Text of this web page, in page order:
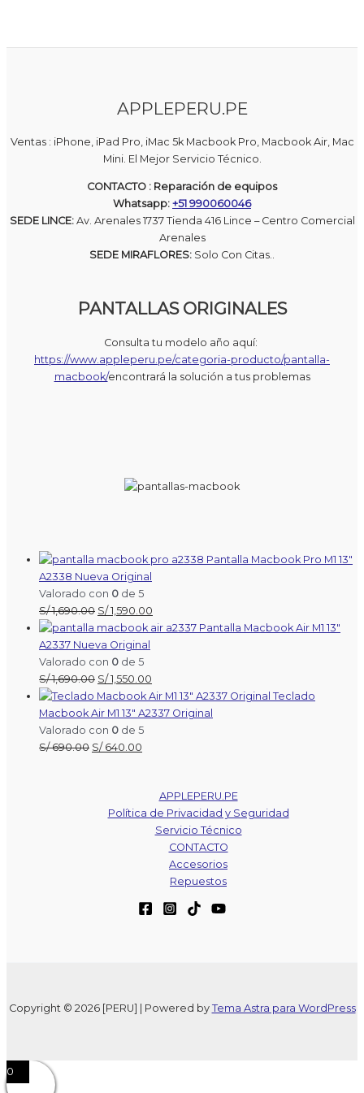
APPLEPERU.PE
Ventas : iPhone, iPad Pro, iMac 5k Macbook Pro, Macbook Air, Mac
Mini. El Mejor Servicio Técnico.
CONTACTO : Reparación de equipos
Whatsapp: +51 990060046
SEDE LINCE: Av. Arenales 1737 Tienda 416 Lince – Centro Comercial
Arenales
SEDE MIRAFLORES: Solo Con Citas..
PANTALLAS ORIGINALES
Consulta tu modelo año aquí:
https://www.appleperu.pe/categoria-producto/pantalla-
macbook/encontrará la solución a tus problemas
Pantalla Macbook Pro M1 13″
A2338 Nueva Original
Valorado con 0 de 5
S/1,690.00 El
precio
original
era:
S/ 1,690.00.
S/ 1,590.00
precio
Pantalla Macbook Air M1 13″
A2337 Nueva Original
Valorado con 0 de 5
S/1,690.00 El
precio
original
era:
S/ 1,690.00.
S/ 1,550.00
precio
actual
Teclado
Macbook Air M1 13″ A2337 Original
Valorado con 0 de 5
S/690.00 El
S/ 690.00.
S/ 640.00
S/ 640.00.
APPLEPERU.PE
Política de Privacidad y Seguridad
Servicio Técnico
CONTACTO
Accesorios
Repuestos
Copyright © 2026 [PERU] | Powered by Tema Astra para WordPress
0